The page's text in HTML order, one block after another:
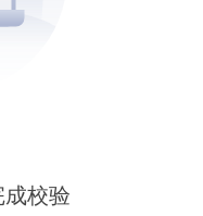
校验